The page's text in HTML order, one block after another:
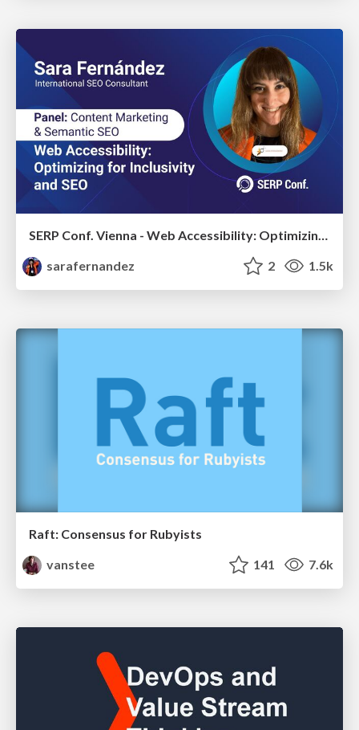
SERP Conf. Vienna - Web Accessibility: Optimizing for Inclusivity and SEO
sarafernandez
2 1.5k
Raft: Consensus for Rubyists
vanstee
141 7.6k